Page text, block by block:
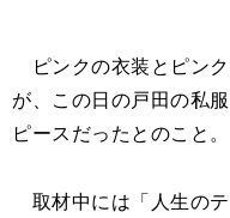
ピンクの衣装とピン
が、この日の戸田の私
ピースだったとのこと。
取材中には「人生の